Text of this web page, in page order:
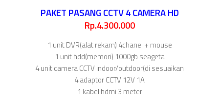
PAKET PASANG CCTV 4 CAMERA HD
Rp.4.300.000
1 unit DVR(alat rekam) 4chanel + mouse
1 unit hdd(memori) 1000gb seageta
4 unit camera CCTV indoor/outdoor(di sesuaikan
4 adaptor CCTV 12V 1A
1 kabel hdmi 3 meter